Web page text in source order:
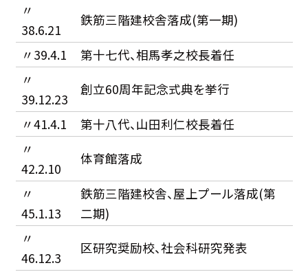
〃
38.6.21
鉄筋三階建校舎落成(第一期)
〃39.4.1
第十七代、相馬孝之校長着任
〃
39.12.23
創立60周年記念式典を挙行
〃41.4.1
第十八代、山田利仁校長着任
〃
42.2.10
体育館落成
〃
45.1.13
鉄筋三階建校舎、屋上プール落成(第
二期)
〃
46.12.3
区研究奨励校、社会科研究発表